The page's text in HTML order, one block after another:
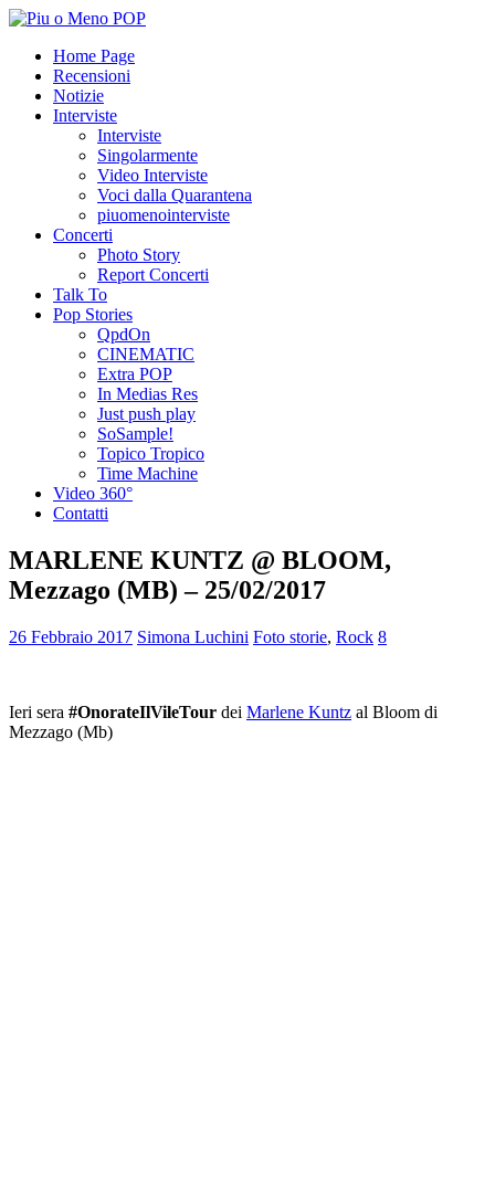
Home Page
Recensioni
Notizie
Interviste
Interviste
Singolarmente
Video Interviste
Voci dalla Quarantena
piuomenointerviste
Concerti
Photo Story
Report Concerti
Talk To
Pop Stories
QpdOn
CINEMATIC
Extra POP
In Medias Res
Just push play
SoSample!
Topico Tropico
Time Machine
Video 360°
Contatti
MARLENE KUNTZ @ BLOOM,
Mezzago (MB) – 25/02/2017
26 Febbraio 2017 Simona Luchini Foto storie, Rock 8
Ieri sera #OnorateIlVileTour dei Marlene Kuntz al Bloom di
Mezzago (Mb)